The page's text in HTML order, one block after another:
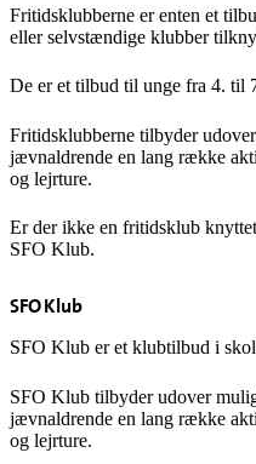
Fritidsklubberne er enten et
eller selvstændige klubber
De er et tilbud til unge fra 4. til
Fritidsklubberne tilbyder
jævnaldrende en lang række
og lejrture.
Er der ikke en fritidsklub
SFO Klub.
SFO Klub
SFO Klub er et klubtilbud i
SFO Klub tilbyder udover
jævnaldrende en lang række
og lejrture.